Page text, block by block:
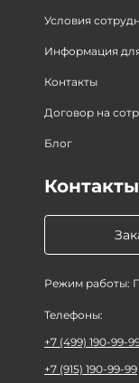
Условия
Информация
Контакты
Договор на
Блог
Режим работы:
Контакты
Телефоны:
+7 (499) 190-99-
+7 (915) 190-99-99